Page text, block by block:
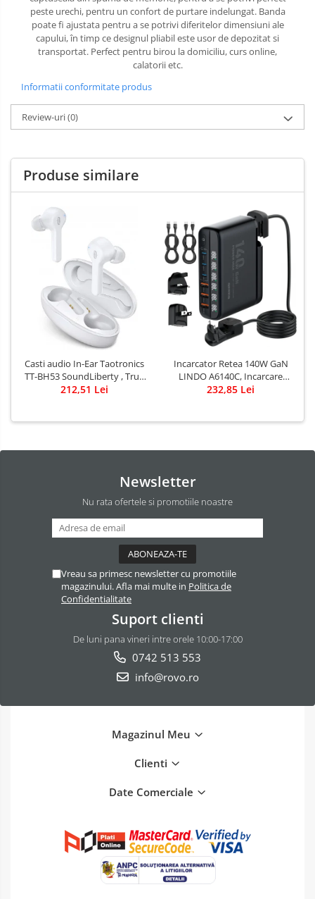
peste urechi, pentru un confort de purtare indelungat. Banda
poate fi ajustata pentru a se potrivi diferitelor dimensiuni ale
capului, în timp ce designul pliabil este usor de depozitat si
transportat. Perfect pentru birou la domiciliu, curs online,
calatorii etc.
Informatii conformitate produs
Review-uri(0)
Produse similare
Casti audio In-Ear Taotronics
TT-BH53 SoundLiberty , True
Wireless, Bluetooth 5.0, TWS -
212,51 Lei
Incarcator Retea 140W GaN
LINDO A6140C, Incarcare
rapida, 3xUSB-A, 3XUSB-C,
iPad, iPhone 16 15
232,85 Lei
Newsletter
Nu rata ofertele si promotiile noastre
Vreau sa primesc newsletter cu promotiile
magazinului. Afla mai multe in Politica de
Confidentialitate
Suport clienti
De luni pana vineri intre orele 10:00-17:00
0742 513 553
info@rovo.ro
Magazinul Meu
Clienti
Date Comerciale